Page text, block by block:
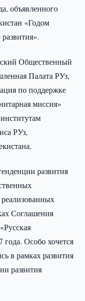
объявленного
«Годом
Общественный
Палата РУз,
по поддержке
миссия»
РУз,
развития
Соглашения
Особо хочется
в рамках развития
развития